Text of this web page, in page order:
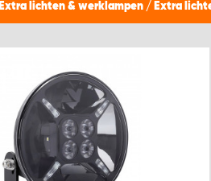
Extra lichten & werklampen / Extra